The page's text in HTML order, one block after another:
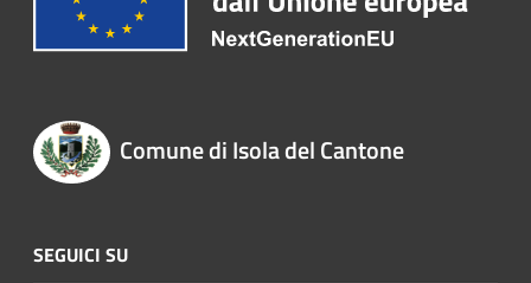
Comune di Isola del Cantone
SEGUICI SU